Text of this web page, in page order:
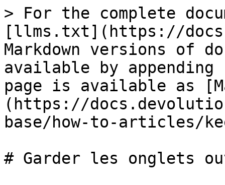
> For the complete
[llms.txt](https://
Markdown versions of
available by
page is available as
(https://
base/how-to-articles/
# Garder les onglets